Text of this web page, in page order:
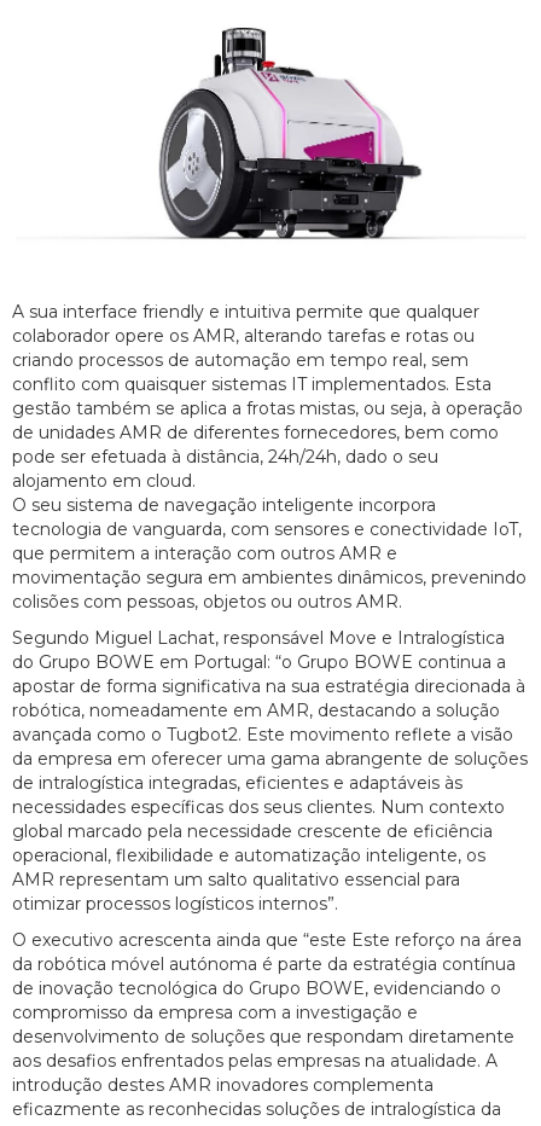
A sua interface friendly e intuitiva permite que qualquer
colaborador opere os AMR, alterando tarefas e rotas ou
criando processos de automação em tempo real, sem
conflito com quaisquer sistemas IT implementados. Esta
gestão também se aplica a frotas mistas, ou seja, à operação
de unidades AMR de diferentes fornecedores, bem como
pode ser efetuada à distância, 24h/24h, dado o seu
alojamento em cloud.
O seu sistema de navegação inteligente incorpora
tecnologia de vanguarda, com sensores e conectividade IoT,
que permitem a interação com outros AMR e
movimentação segura em ambientes dinâmicos, prevenindo
colisões com pessoas, objetos ou outros AMR.
Segundo Miguel Lachat, responsável Move e Intralogística
do Grupo BOWE em Portugal: “o Grupo BOWE continua a
apostar de forma significativa na sua estratégia direcionada à
robótica, nomeadamente em AMR, destacando a solução
avançada como o Tugbot2. Este movimento reflete a visão
da empresa em oferecer uma gama abrangente de soluções
de intralogística integradas, eficientes e adaptáveis às
necessidades específicas dos seus clientes. Num contexto
global marcado pela necessidade crescente de eficiência
operacional, flexibilidade e automatização inteligente, os
AMR representam um salto qualitativo essencial para
otimizar processos logísticos internos”.
O executivo acrescenta ainda que “este Este reforço na área
da robótica móvel autónoma é parte da estratégia contínua
de inovação tecnológica do Grupo BOWE, evidenciando o
compromisso da empresa com a investigação e
desenvolvimento de soluções que respondam diretamente
aos desafios enfrentados pelas empresas na atualidade. A
introdução destes AMR inovadores complementa
eficazmente as reconhecidas soluções de intralogística da